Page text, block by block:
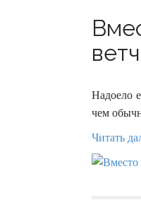
Надоело
чем
Читать